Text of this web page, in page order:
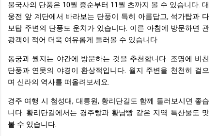
불국사의 단풍은 10월 중순부터 11월 초까지 볼 수 있습니다. 대
웅전 앞 계단에서 바라보는 단풍이 특히 아름답고, 석가탑과 다
보탑 주변의 단풍도 운치가 있습니다. 이른 아침에 방문하면 관
광객이 적어 더욱 여유롭게 둘러볼 수 있습니다.
동궁과 월지는 야간에 방문하는 것을 추천합니다. 조명에 비친
단풍과 연못의 야경이 환상적입니다. 월지 주변을 천천히 걸으
며 신라의 역사를 떠올려보세요.
경주 여행 시 첨성대, 대릉원, 황리단길도 함께 둘러보시면 좋습
니다. 황리단길에서는 경주빵과 황남빵 같은 지역 특산물도 맛
볼 수 있습니다.